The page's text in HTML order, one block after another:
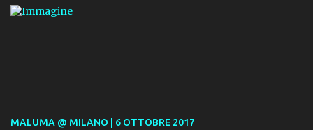
MALUMA @ MILANO | 6 OTTOBRE 2017